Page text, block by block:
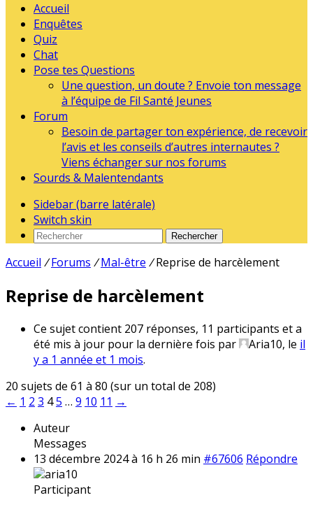
Accueil
Enquêtes
Quiz
Chat
Pose tes Questions
Une question, un doute ? Envoie ton message
à l’équipe de Fil Santé Jeunes
Forum
Besoin de partager ton expérience, de recevoir
l’avis et les conseils d’autres internautes ?
Viens échanger sur nos forums
Sourds & Malentendants
Sidebar (barre latérale)
Switch skin
Rechercher
Accueil / Forums / Mal-être / Reprise de harcèlement
Reprise de harcèlement
Ce sujet contient 207 réponses, 11 participants et a
été mis à jour pour la dernière fois par
Aria10, le il
y a 1 année et 1 mois.
20 sujets de 61 à 80 (sur un total de 208)
← 1 2 3 45 … 9 10 11 →
Auteur
Messages
13 décembre 2024 à 16 h 26 min #67606 Répondre
aria10
Participant